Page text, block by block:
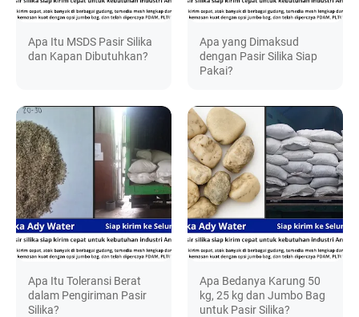
Apa Itu MSDS Pasir Silika
dan Kapan Dibutuhkan?
Apa yang Dimaksud
dengan Pasir Silika Siap
Pakai?
Apa Itu Toleransi Berat
dalam Pengiriman Pasir
Silika?
Apa Bedanya Karung 50
kg, 25 kg dan Jumbo Bag
untuk Pasir Silika?